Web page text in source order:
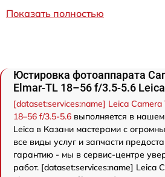
Показать полностью
Юстировка фотоаппарата
Elmar-TL 18–56 f/3.5-5.6 Leica
[dataset:services:name] Leica
18–56 f/3.5-5.6 выполняется в
Leica в Казани мастерами с
все виды услуг и запчасти
гарантию - мы в сервис-центре
работ. [dataset:services:name] Leica